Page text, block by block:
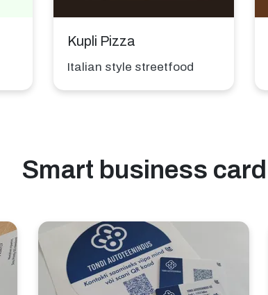
Kupli Pizza
Italian style streetfood
Smart business card